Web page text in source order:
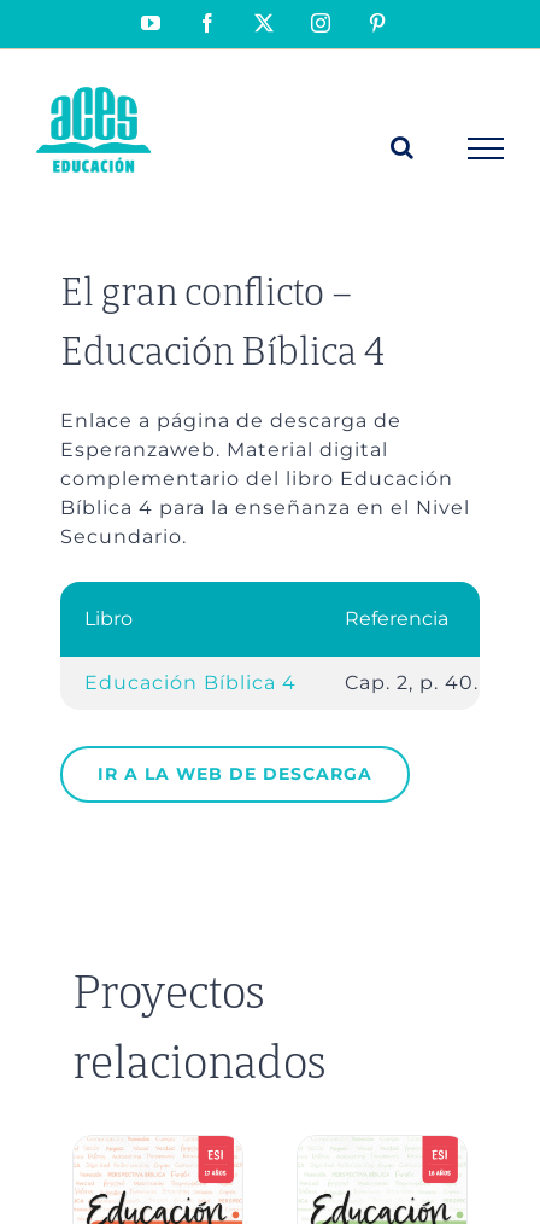
YouTubeFacebook Instagram
El gran conflicto –
Educación Bíblica 4
Enlace a página de descarga de
Esperanzaweb. Material digital
complementario del libro Educación
Bíblica 4 para la enseñanza en el Nivel
Secundario.
Libro Referencia
Educación Bíblica 4 Cap. 2, p. 40.
IR A LA WEB DE DESCARGA
Proyectos
relacionados